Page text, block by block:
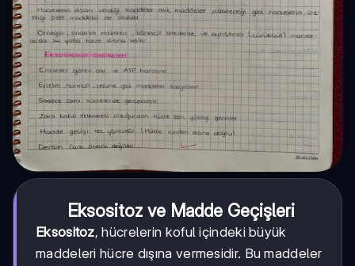
Eksositoz ve Madde Geçişleri
Eksositoz, hücrelerin koful içindeki büyük
maddeleri hücre dışına vermesidir. Bu maddeler